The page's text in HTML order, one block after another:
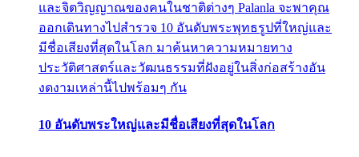
และจิตวิญญาณของคนในชาติต่างๆ Palanla จะพาคุณ
ออกเดินทางไปสำรวจ 10 อันดับพระพุทธรูปที่ใหญ่และ
มีชื่อเสียงที่สุดในโลก มาค้นหาความหมายทาง
ประวัติศาสตร์และวัฒนธรรมที่ฝังอยู่ในสิ่งก่อสร้างอัน
งดงามเหล่านี้ไปพร้อมๆ กัน
10 อันดับพระใหญ่และมีชื่อเสียงที่สุดในโลก